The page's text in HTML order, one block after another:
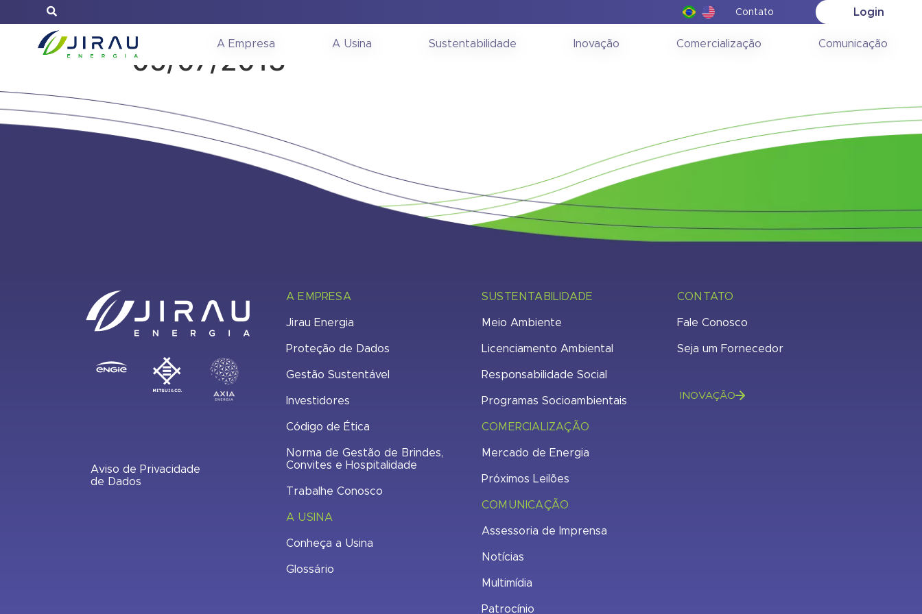
Contato Login
A Empresa A Usina Sustentabilidade Inovação Comercialização Comunicação
Reunião de Conselho de Administração
05/07/2013
Aviso de Privacidade
de Dados
A EMPRESA
Jirau Energia
Proteção de Dados
Gestão Sustentável
Investidores
Código de Ética
Norma de Gestão de Brindes,
Convites e Hospitalidade
Trabalhe Conosco
A USINA
Conheça a Usina
Glossário
SUSTENTABILIDADE
Meio Ambiente
Licenciamento Ambiental
Responsabilidade Social
Programas Socioambientais
COMERCIALIZAÇÃO
Mercado de Energia
Próximos Leilões
COMUNICAÇÃO
Assessoria de Imprensa
Notícias
Multimídia
Patrocínio
CONTATO
Fale Conosco
Seja um Fornecedor
INOVAÇÃO